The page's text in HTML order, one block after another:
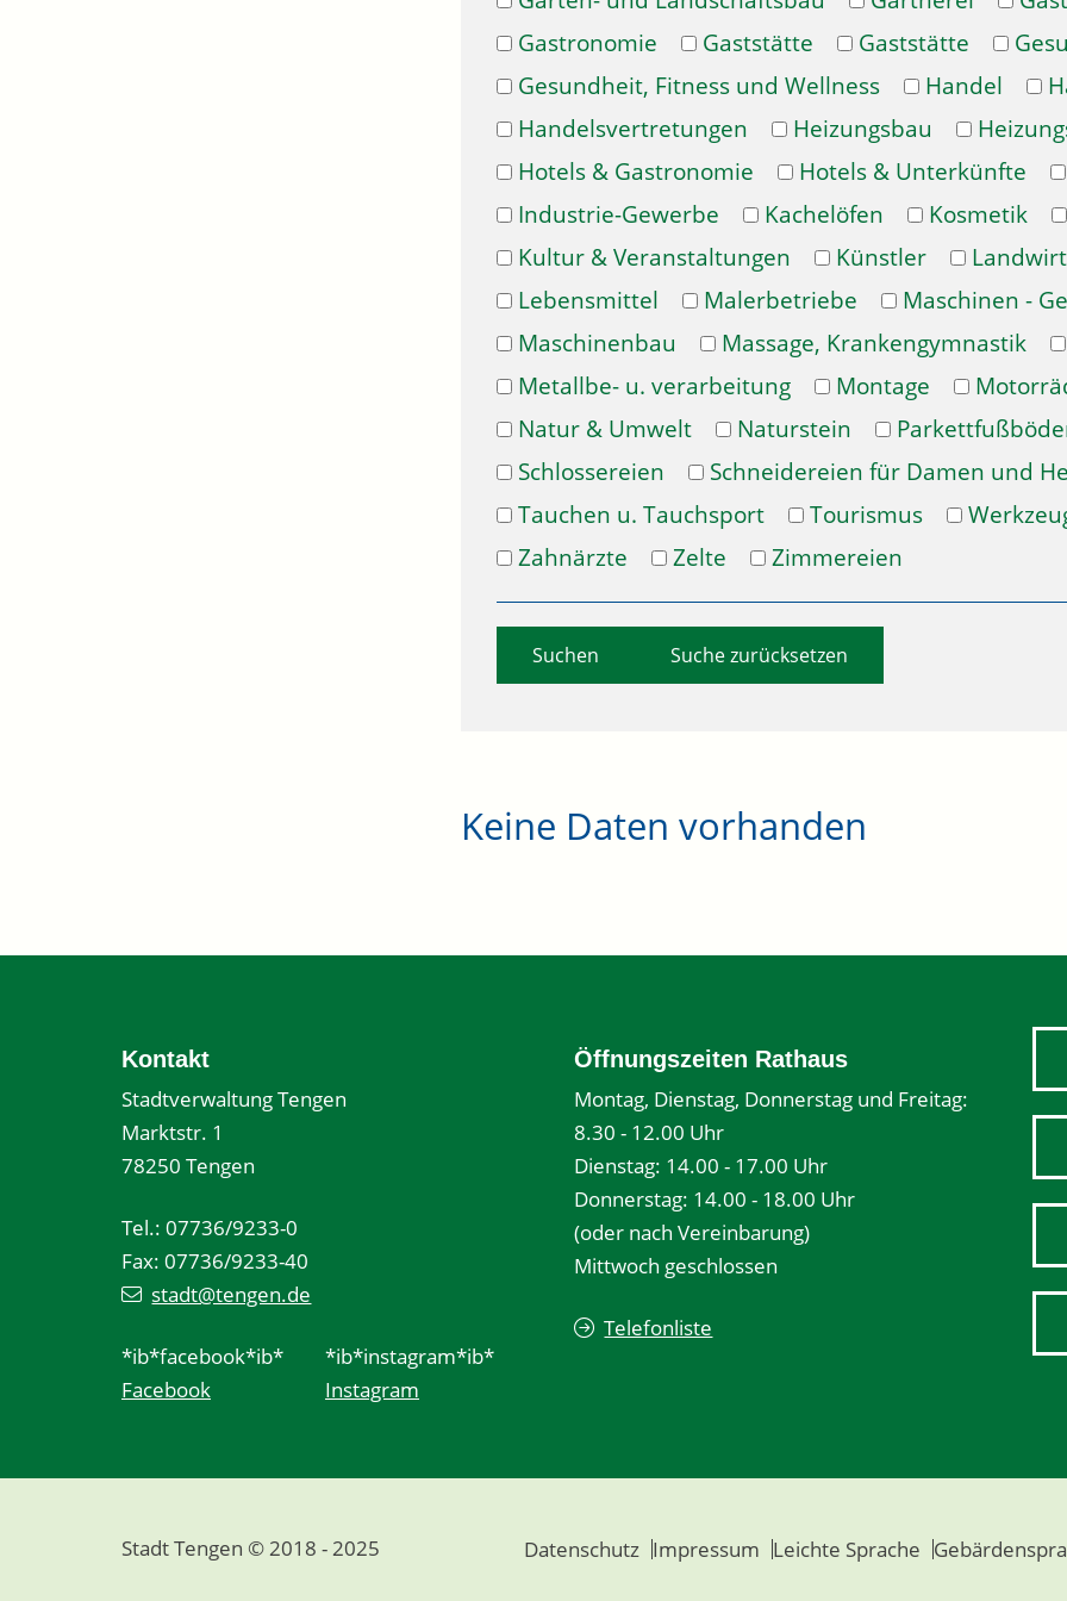
Gastronomie
Gaststätte Gaststätte
Gesundheit, Fitness und Wellness
Handel
Handelsvertretungen
Heizungsbau
Hotels & Gastronomie
Hotels & Unterkünfte
Industrie-Gewerbe
Kachelöfen
Kosmetik
Kultur & Veranstaltungen
Künstler
Lebensmittel
Malerbetriebe
Maschinen -
Maschinenbau
Massage, Krankengymnastik
Metallbe- u. verarbeitung
Montage
Natur & Umwelt
Naturstein
Schlossereien
Schneidereien für Damen und
Tauchen u. Tauchsport
Tourismus
Zahnärzte
Zelte Zimmereien
Suche zurücksetzen
Keine Daten vorhanden
Kontakt
Stadtverwaltung Tengen
Marktstr. 1
78250 Tengen
Tel.: 07736/9233-0
Fax: 07736/9233-40
stadt@tengen.de
*ib*facebook*ib*
Facebook
*ib*instagram*ib*
Instagram
Öffnungszeiten Rathaus
Montag, Dienstag, Donnerstag und Freitag:
8.30 - 12.00 Uhr
Dienstag: 14.00 - 17.00 Uhr
Donnerstag: 14.00 - 18.00 Uhr
(oder nach Vereinbarung)
Mittwoch geschlossen
Telefonliste
Stadt Tengen © 2018 - 2025 Datenschutz Impressum Leichte Sprache